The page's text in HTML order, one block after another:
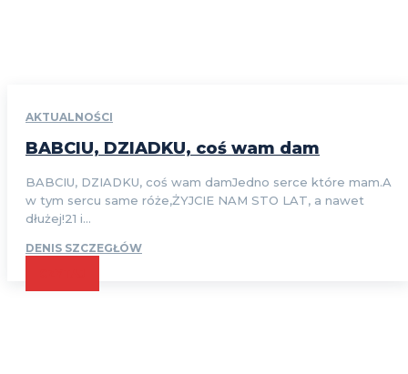
AKTUALNOŚCI
BABCIU, DZIADKU, coś wam dam
BABCIU, DZIADKU, coś wam damJedno serce które mam.A
w tym sercu same róże,ŻYJCIE NAM STO LAT, a nawet
dłużej!21 i...
DENIS SZCZEGŁÓW